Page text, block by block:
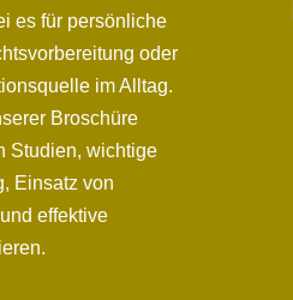
es für persönliche
oder
im Alltag.
Broschüre
Studien, wichtige
Einsatz von
effektive